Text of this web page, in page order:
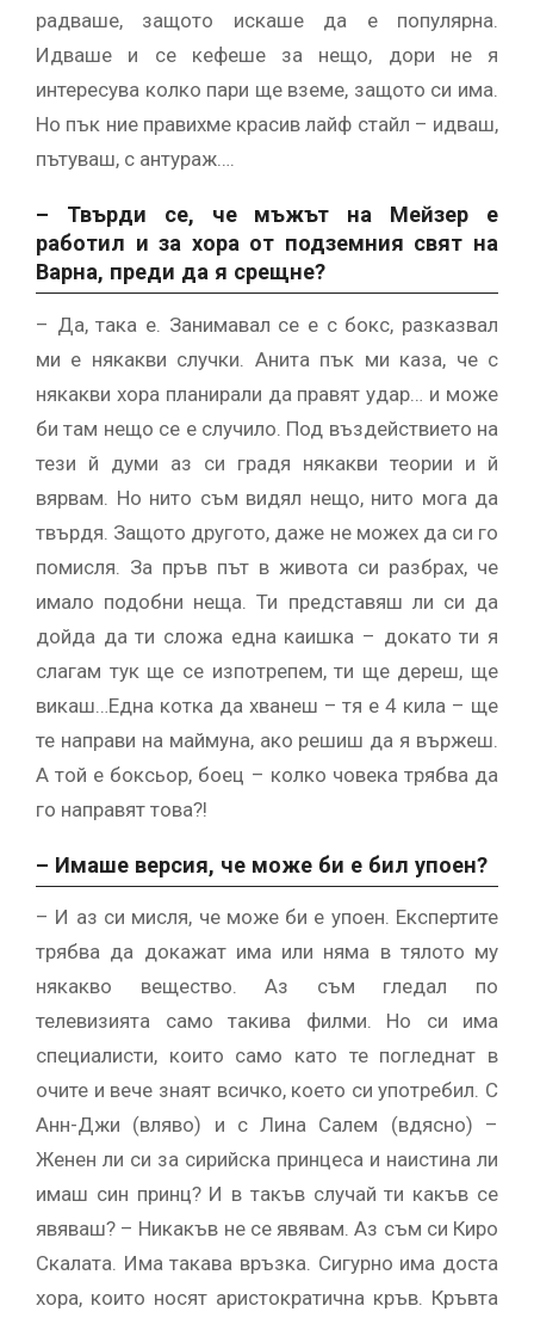
радваше, защото искаше да е популярна.
Идваше и се кефеше за нещо, дори не я
интересува колко пари ще вземе, защото си има.
Но пък ние правихме красив лайф стайл – идваш,
пътуваш, с антураж….
– Твърди се, че мъжът на Мейзер е
работил и за хора от подземния свят на
Варна, преди да я срещне?
– Да, така е. Занимавал се е с бокс, разказвал
ми е някакви случки. Анита пък ми каза, че с
някакви хора планирали да правят удар… и може
би там нещо се е случило. Под въздействието на
тези й думи аз си градя някакви теории и й
вярвам. Но нито съм видял нещо, нито мога да
твърдя. Защото другото, даже не можех да си го
помисля. За пръв път в живота си разбрах, че
имало подобни неща. Ти представяш ли си да
дойда да ти сложа една каишка – докато ти я
слагам тук ще се изпотрепем, ти ще дереш, ще
викаш…Една котка да хванеш – тя е 4 кила – ще
те направи на маймуна, ако решиш да я вържеш.
А той е боксьор, боец – колко човека трябва да
го направят това?!
– Имаше версия, че може би е бил упоен?
– И аз си мисля, че може би е упоен. Експертите
трябва да докажат има или няма в тялото му
някакво вещество. Аз съм гледал по
телевизията само такива филми. Но си има
специалисти, които само като те погледнат в
очите и вече знаят всичко, което си употребил. С
Анн-Джи (вляво) и с Лина Салем (вдясно) –
Женен ли си за сирийска принцеса и наистина ли
имаш син принц? И в такъв случай ти какъв се
явяваш? – Никакъв не се явявам. Аз съм си Киро
Скалата. Има такава връзка. Сигурно има доста
хора, които носят аристократична кръв. Кръвта